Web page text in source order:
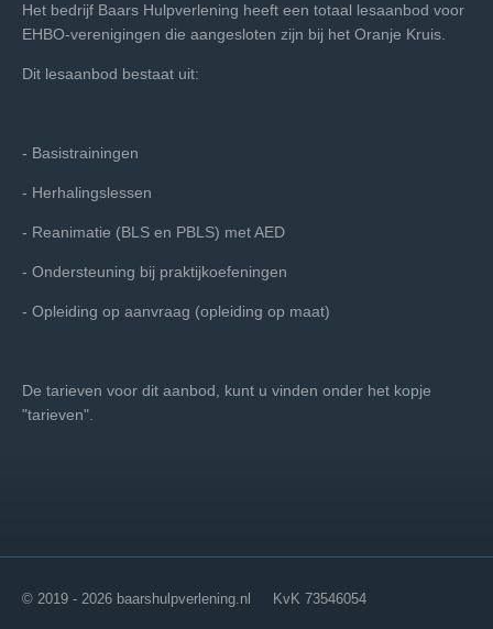
Het bedrijf Baars Hulpverlening heeft een totaal lesaanbod voor
EHBO-verenigingen die aangesloten zijn bij het Oranje Kruis.
Dit lesaanbod bestaat uit:
- Basistrainingen
- Herhalingslessen
- Reanimatie (BLS en PBLS) met AED
- Ondersteuning bij praktijkoefeningen
- Opleiding op aanvraag (opleiding op maat)
De tarieven voor dit aanbod, kunt u vinden onder het kopje
"tarieven".
© 2019 - 2026 baarshulpverlening.nl KvK 73546054